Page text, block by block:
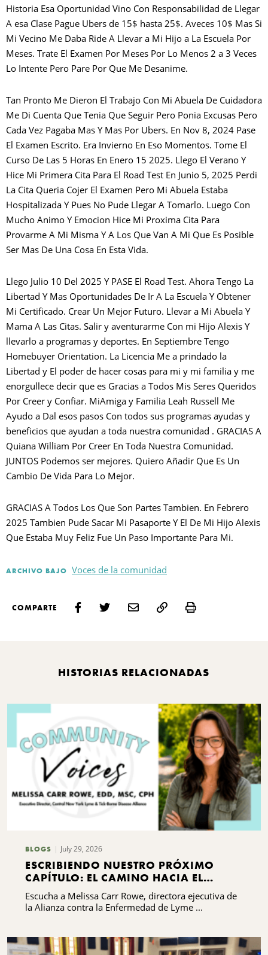
Historia Esa Oportunidad Vino Con Responsabilidad de Llegar
A esa Clase Pague Ubers de 15$ hasta 25$. Aveces 10$ Mas Si
Mi Vecino Me Daba Ride A Llevar a Mi Hijo a La Escuela Por
Meses. Trate El Examen Por Meses Por Lo Menos 2 a 3 Veces
Lo Intente Pero Pare Por Que Me Desanime.
Tan Pronto Me Dieron El Trabajo Con Mi Abuela De Cuidadora
Me Di Cuenta Que Tenia Que Seguir Pero Ponia Excusas Pero
Cada Vez Pagaba Mas Y Mas Por Ubers. En Nov 8, 2024 Pase
El Examen Escrito. Era Invierno En Eso Momentos. Tome El
Curso De Las 5 Horas En Enero 15 2025. Llego El Verano Y
Hice Mi Primera Cita Para El Road Test En Junio 5, 2025 Perdi
La Cita Queria Cojer El Examen Pero Mi Abuela Estaba
Hospitalizada Y Pues No Pude Llegar A Tomarlo. Luego Con
Mucho Animo Y Emocion Hice Mi Proxima Cita Para
Provarme A Mi Misma Y A Los Que Van A Mi Que Es Posible
Ser Mas De Una Cosa En Esta Vida.
Llego Julio 10 Del 2025 Y PASE El Road Test. Ahora Tengo La
Libertad Y Mas Oportunidades De Ir A La Escuela Y Obtener
Mi Certificado. Crear Un Mejor Futuro. Llevar a Mi Abuela Y
Mama A Las Citas. Salir y aventurarme Con mi Hijo Alexis Y
llevarlo a programas y deportes. En Septiembre Tengo
Homebuyer Orientation. La Licencia Me a prindado la
Libertad y El poder de hacer cosas para mi y mi familia y me
enorgullece decir que es Gracias a Todos Mis Seres Queridos
Por Creer y Confiar. MiAmiga y Familia Leah Russell Me
Ayudo a Dal esos pasos Con todos sus programas ayudas y
beneficios que ayudan a toda nuestra comunidad . GRACIAS A
Quiana William Por Creer En Toda Nuestra Comunidad.
JUNTOS Podemos ser mejores. Quiero Añadir Que Es Un
Cambio De Vida Para Lo Mejor.
GRACIAS A Todos Los Que Son Partes Tambien. En Febrero
2025 Tambien Pude Sacar Mi Pasaporte Y El De Mi Hijo Alexis
Que Estaba Muy Feliz Fue Un Paso Importante Para Mi.
ARCHIVO BAJO Voces de la comunidad
COMPARTE Print
HISTORIAS RELACIONADAS
BLOGS July 29, 2026
ESCRIBIENDO NUESTRO PRÓXIMO
CAPÍTULO: EL CAMINO HACIA EL
DESARROLLO DE CAPACIDADES DE LA
ALIANZA CONTRA LA ENFERMEDAD DE
LYME Y LAS ENFERMEDADES
CENTRO DE NUEVA YORK
Escucha a Melissa Carr Rowe, directora ejecutiva de
la Alianza contra la Enfermedad de Lyme ...